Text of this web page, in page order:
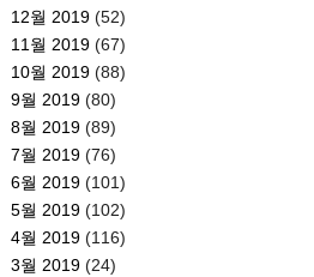
12월 2019(52)
11월 2019(67)
10월 2019(88)
9월 2019(80)
8월 2019(89)
7월 2019(76)
6월 2019(101)
5월 2019(102)
4월 2019(116)
3월 2019(24)